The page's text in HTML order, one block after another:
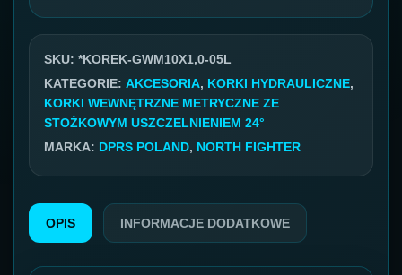
10x1
05L
gwint
wewnętrzny
SKU: *KOREK-GWM10X1,0-05L
KATEGORIE: AKCESORIA, KORKI HYDRAULICZNE,
KORKI WEWNĘTRZNE METRYCZNE ZE
STOŻKOWYM USZCZELNIENIEM 24°
MARKA: DPRS POLAND, NORTH FIGHTER
OPIS INFORMACJE DODATKOWE